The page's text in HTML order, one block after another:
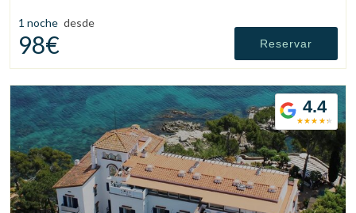
1 noche desde
98€ Reservar
4.4